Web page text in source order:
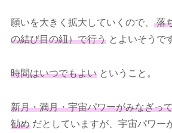
願いを大きく拡大していくので、落
の結び目の紐）で行う とよいそうで
時間はいつでもよい ということ。
新月・満月・宇宙パワーがみなぎっ
勧め だとしていますが、宇宙パワー